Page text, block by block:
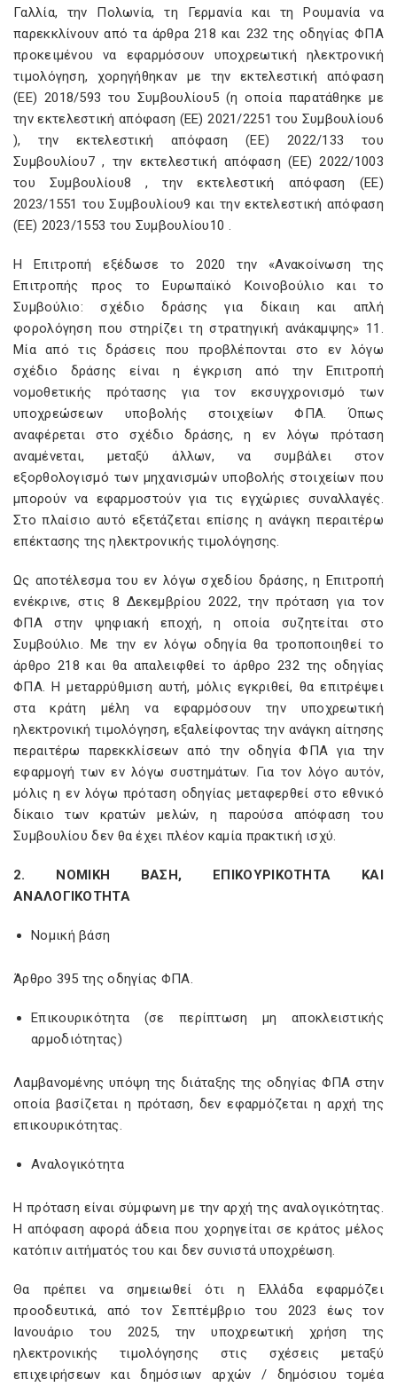
Γαλλία, την Πολωνία, τη Γερμανία και τη Ρουμανία να
παρεκκλίνουν από τα άρθρα 218 και 232 της οδηγίας ΦΠΑ
προκειμένου να εφαρμόσουν υποχρεωτική ηλεκτρονική
τιμολόγηση, χορηγήθηκαν με την εκτελεστική απόφαση
(ΕΕ) 2018/593 του Συμβουλίου5 (η οποία παρατάθηκε με
την εκτελεστική απόφαση (ΕΕ) 2021/2251 του Συμβουλίου6
), την εκτελεστική απόφαση (ΕΕ) 2022/133 του
Συμβουλίου7 , την εκτελεστική απόφαση (ΕΕ) 2022/1003
του Συμβουλίου8 , την εκτελεστική απόφαση (ΕΕ)
2023/1551 του Συμβουλίου9 και την εκτελεστική απόφαση
(ΕΕ) 2023/1553 του Συμβουλίου10 .
H Επιτροπή εξέδωσε το 2020 την «Ανακοίνωση της
Επιτροπής προς το Ευρωπαϊκό Κοινοβούλιο και το
Συμβούλιο: σχέδιο δράσης για δίκαιη και απλή
φορολόγηση που στηρίζει τη στρατηγική ανάκαμψης» 11.
Μία από τις δράσεις που προβλέπονται στο εν λόγω
σχέδιο δράσης είναι η έγκριση από την Επιτροπή
νομοθετικής πρότασης για τον εκσυγχρονισμό των
υποχρεώσεων υποβολής στοιχείων ΦΠΑ. Όπως
αναφέρεται στο σχέδιο δράσης, η εν λόγω πρόταση
αναμένεται, μεταξύ άλλων, να συμβάλει στον
εξορθολογισμό των μηχανισμών υποβολής στοιχείων που
μπορούν να εφαρμοστούν για τις εγχώριες συναλλαγές.
Στο πλαίσιο αυτό εξετάζεται επίσης η ανάγκη περαιτέρω
επέκτασης της ηλεκτρονικής τιμολόγησης.
Ως αποτέλεσμα του εν λόγω σχεδίου δράσης, η Επιτροπή
ενέκρινε, στις 8 Δεκεμβρίου 2022, την πρόταση για τον
ΦΠΑ στην ψηφιακή εποχή, η οποία συζητείται στο
Συμβούλιο. Με την εν λόγω οδηγία θα τροποποιηθεί το
άρθρο 218 και θα απαλειφθεί το άρθρο 232 της οδηγίας
ΦΠΑ. Η μεταρρύθμιση αυτή, μόλις εγκριθεί, θα επιτρέψει
στα κράτη μέλη να εφαρμόσουν την υποχρεωτική
ηλεκτρονική τιμολόγηση, εξαλείφοντας την ανάγκη αίτησης
περαιτέρω παρεκκλίσεων από την οδηγία ΦΠΑ για την
εφαρμογή των εν λόγω συστημάτων. Για τον λόγο αυτόν,
μόλις η εν λόγω πρόταση οδηγίας μεταφερθεί στο εθνικό
δίκαιο των κρατών μελών, η παρούσα απόφαση του
Συμβουλίου δεν θα έχει πλέον καμία πρακτική ισχύ.
2. ΝΟΜΙΚΗ ΒΑΣΗ, ΕΠΙΚΟΥΡΙΚΟΤΗΤΑ ΚΑΙ
ΑΝΑΛΟΓΙΚΟΤΗΤΑ
Νομική βάση
Άρθρο 395 της οδηγίας ΦΠΑ.
Επικουρικότητα (σε περίπτωση μη αποκλειστικής
αρμοδιότητας)
Λαμβανομένης υπόψη της διάταξης της οδηγίας ΦΠΑ στην
οποία βασίζεται η πρόταση, δεν εφαρμόζεται η αρχή της
επικουρικότητας.
Αναλογικότητα
Η πρόταση είναι σύμφωνη με την αρχή της αναλογικότητας.
Η απόφαση αφορά άδεια που χορηγείται σε κράτος μέλος
κατόπιν αιτήματός του και δεν συνιστά υποχρέωση.
Θα πρέπει να σημειωθεί ότι η Ελλάδα εφαρμόζει
προοδευτικά, από τον Σεπτέμβριο του 2023 έως τον
Ιανουάριο του 2025, την υποχρεωτική χρήση της
ηλεκτρονικής τιμολόγησης στις σχέσεις μεταξύ
επιχειρήσεων και δημόσιων αρχών / δημόσιου τομέα